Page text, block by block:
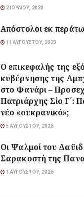
2 ΙΟΥΛΊΟΥ, 2020
Απόστολοι εκ
11 ΑΥΓΟΎΣΤΟΥ, 2023
Ο επικεφαλής της
κυβέρνησης της
στο Φανάρι –
Πατριάρχης Σίο Γ΄:
νέο «ουκρανικό»;
5 ΑΥΓΟΎΣΤΟΥ, 2026
Οι Ψαλμοί του Δαϋιδ
Σαρακοστή της
1 ΑΥΓΟΎΣΤΟΥ, 2026